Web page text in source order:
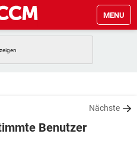
MENU
TIKTOK
STREAMING
Nächste
Benutzer